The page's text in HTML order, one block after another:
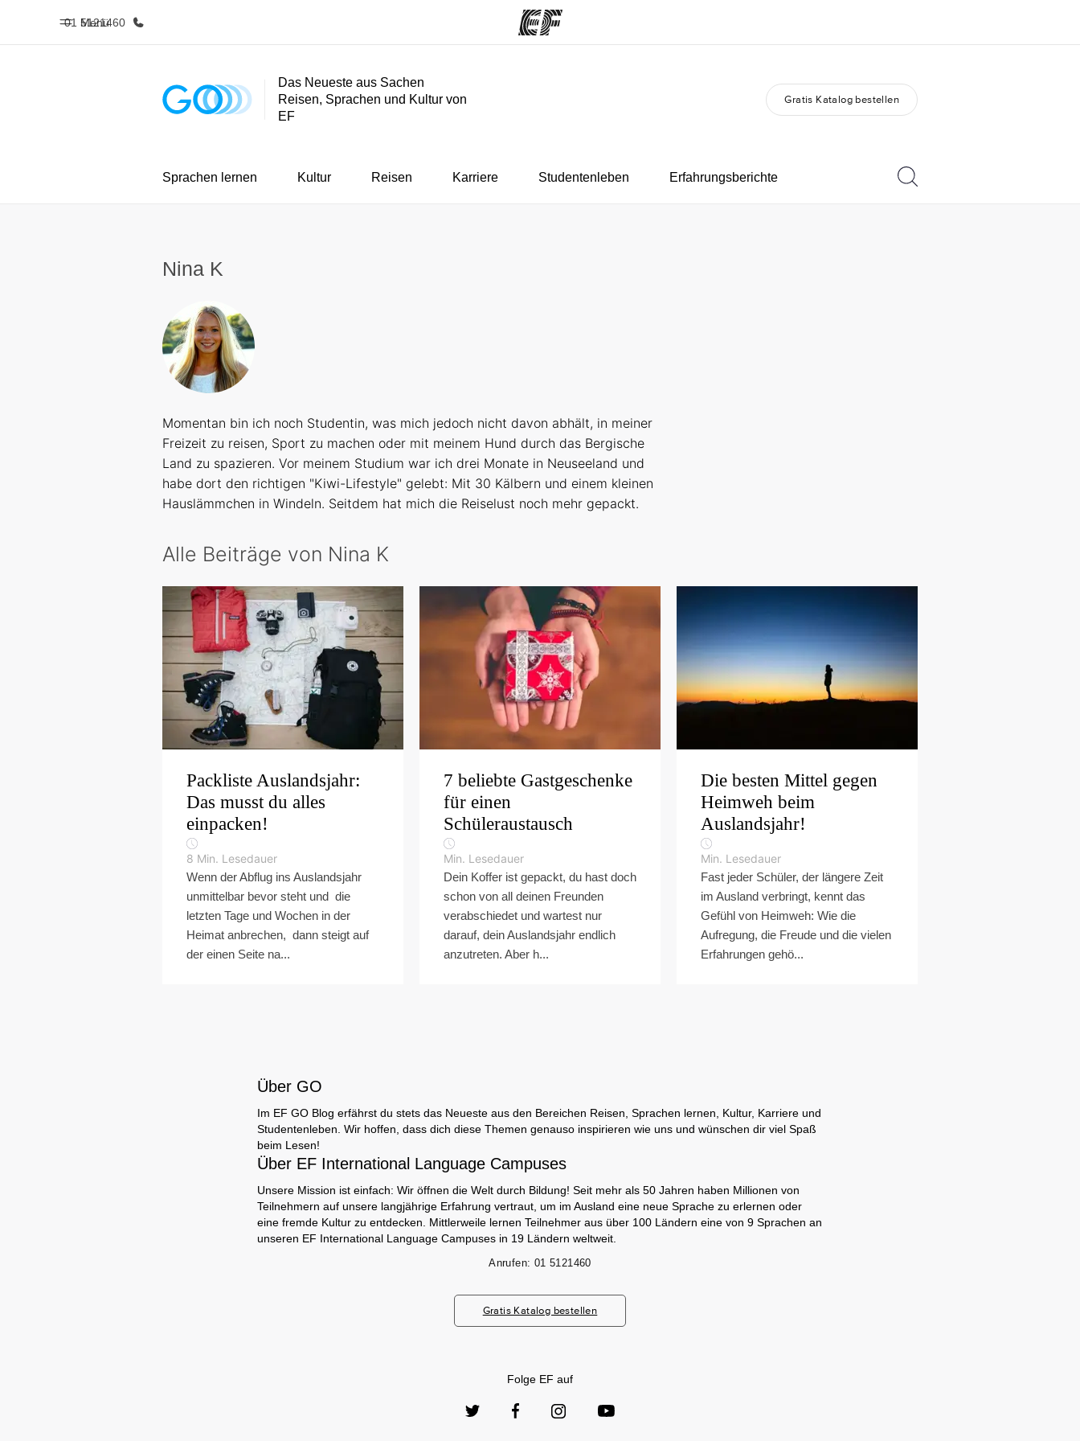
Menü
01 5121460
Home Programme
Alle Programme ansehen
Karriere
Das Neueste aus Sachen
Reisen, Sprachen und Kultur von
EF
Gratis Katalog bestellen
Sprachen lernen Kultur Reisen Karriere Studentenleben Erfahrungsberichte
Nina K
Momentan bin ich noch Studentin, was mich jedoch nicht davon abhält, in meiner
Freizeit zu reisen, Sport zu machen oder mit meinem Hund durch das Bergische
Land zu spazieren. Vor meinem Studium war ich drei Monate in Neuseeland und
habe dort den richtigen "Kiwi-Lifestyle" gelebt: Mit 30 Kälbern und einem kleinen
Hauslämmchen in Windeln. Seitdem hat mich die Reiselust noch mehr gepackt.
Alle Beiträge von Nina K
Packliste Auslandsjahr:
Das musst du alles
einpacken!
8 Min. Lesedauer
Wenn der Abflug ins Auslandsjahr
unmittelbar bevor steht und die
letzten Tage und Wochen in der
Heimat anbrechen, dann steigt auf
der einen Seite na...
7 beliebte Gastgeschenke
für einen
Schüleraustausch
Min. Lesedauer
Dein Koffer ist gepackt, du hast doch
schon von all deinen Freunden
verabschiedet und wartest nur
darauf, dein Auslandsjahr endlich
anzutreten. Aber h...
Die besten Mittel gegen
Heimweh beim
Auslandsjahr!
Min. Lesedauer
Fast jeder Schüler, der längere Zeit
im Ausland verbringt, kennt das
Gefühl von Heimweh: Wie die
Aufregung, die Freude und die vielen
Erfahrungen gehö...
Über GO
Im EF GO Blog erfährst du stets das Neueste aus den Bereichen Reisen, Sprachen lernen, Kultur, Karriere und
Studentenleben. Wir hoffen, dass dich diese Themen genauso inspirieren wie uns und wünschen dir viel Spaß
beim Lesen!
Über EF International Language Campuses
Unsere Mission ist einfach: Wir öffnen die Welt durch Bildung! Seit mehr als 50 Jahren haben Millionen von
Teilnehmern auf unsere langjährige Erfahrung vertraut, um im Ausland eine neue Sprache zu erlernen oder
eine fremde Kultur zu entdecken. Mittlerweile lernen Teilnehmer aus über 100 Ländern eine von 9 Sprachen an
unseren EF International Language Campuses in 19 Ländern weltweit.
Anrufen: 01 5121460
Gratis Katalog bestellen
Folge EF auf